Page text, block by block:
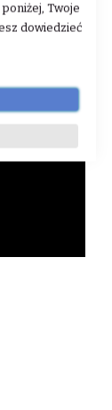
Twoje
dowiedzieć